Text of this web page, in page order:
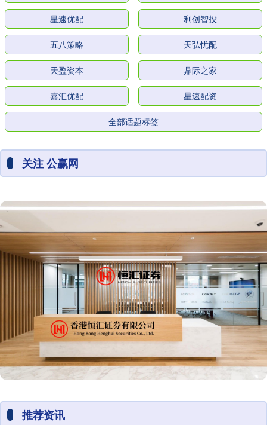
星速优配 利创智投
五八策略 天弘忧配
天盈资本 鼎际之家
嘉汇优配 星速配资
全部话题标签
关注 公赢网
推荐资讯